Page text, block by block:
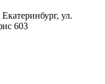
ул.
603